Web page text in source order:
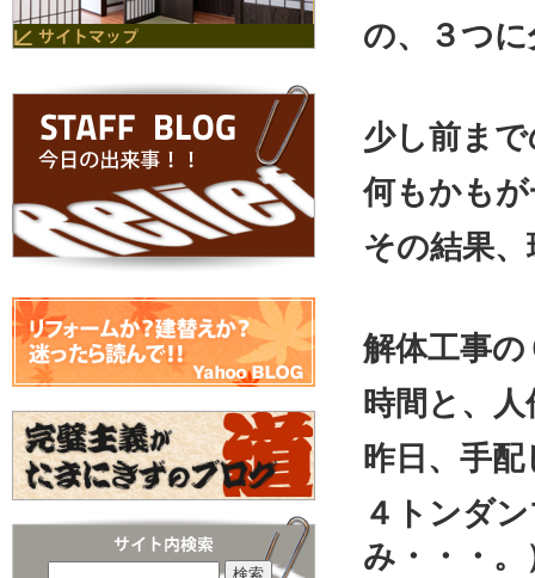
の、３つ
少し前ま
何もかも
その結果
解体工事
時間と、
昨日、手
４トンダ
み・・・。